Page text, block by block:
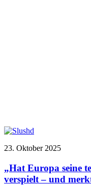
23. Oktober 2025
„Hat Europa seine
verspielt – und